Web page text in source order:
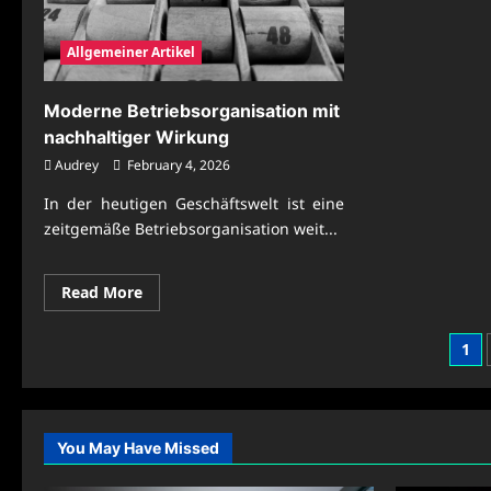
Allgemeiner Artikel
Moderne Betriebsorganisation mit
nachhaltiger Wirkung
Audrey February 4, 2026
In der heutigen Geschäftswelt ist eine
zeitgemäße Betriebsorganisation weit...
Read MoreRead
more
nachhaltiger
1
You May Have Missed